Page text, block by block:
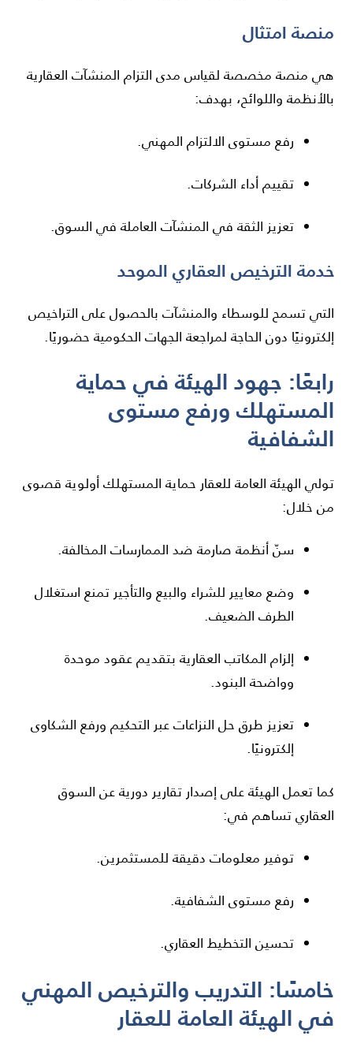
منصةامتثال
هي منصة مخصصة لقياس مدى التزام المنشآت العقارية
بالأنظمة واللوائح، بهدف:
رفع مستوى الالتزام المهني.
تقييم أداء الشركات.
تعزيز الثقة في المنشآت العاملة في السوق.
خدمةالترخيص العقاري الموحد
التي تسمح للوسطاء والمنشآت بالحصول على التراخيص
إلكترونيًا دون الحاجة لمراجعة الجهات الحكومية حضوريًا.
رابعًا: جهود الهيئة في حماية
المستهلك ورفع مستوى
الشفافية
تولي الهيئة العامة للعقار حماية المستهلك أولوية قصوى
من خلال:
سنّ أنظمة صارمة ضد الممارسات المخالفة.
وضع معايير للشراء والبيع والتأجير تمنع استغلال
الطرف الضعيف.
إلزام المكاتب العقارية بتقديم عقود موحدة
وواضحة البنود.
تعزيز طرق حل النزاعات عبر التحكيم ورفع الشكاوى
إلكترونيًا.
كما تعمل الهيئة على إصدار تقارير دورية عن السوق
العقاري تساهم في:
توفير معلومات دقيقة للمستثمرين.
رفع مستوى الشفافية.
تحسين التخطيط العقاري.
خامسًا: التدريب والترخيص المهني
في الهيئة العامة للعقار